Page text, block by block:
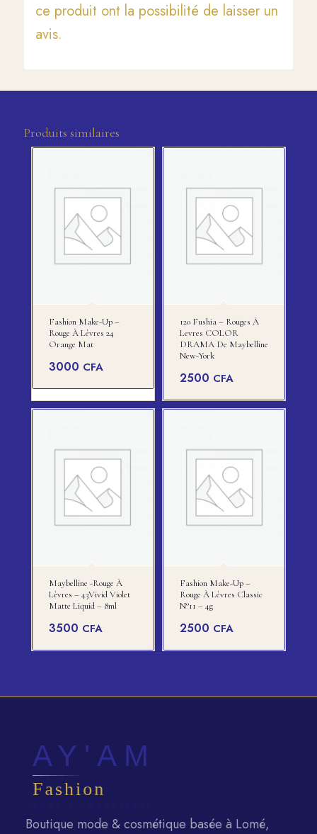
ce produit ont la possibilité de laisser un
avis.
Produits similaires
Fashion Make-Up –
Rouge À Lèvres 24
Orange Mat
3000 CFA
120 Fushia – Rouges À
Levres COLOR
DRAMA De Maybelline
New-York
2500 CFA
Maybelline -rouge À
Lèvres – 43Vivid Violet
Matte Liquid – 8ml
3500 CFA
Fashion Make-Up –
Rouge À Lèvres Classic
N°11 – 4g
2500 CFA
Boutique mode & cosmétique basée à Lomé,